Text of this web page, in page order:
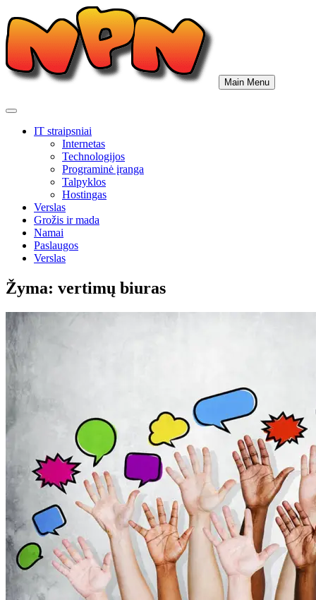
to
content
Main Menu
IT straipsniai
Internetas
Technologijos
Programinė įranga
Talpyklos
Hostingas
Verslas
Grožis ir mada
Namai
Paslaugos
Verslas
Žyma: vertimų biuras